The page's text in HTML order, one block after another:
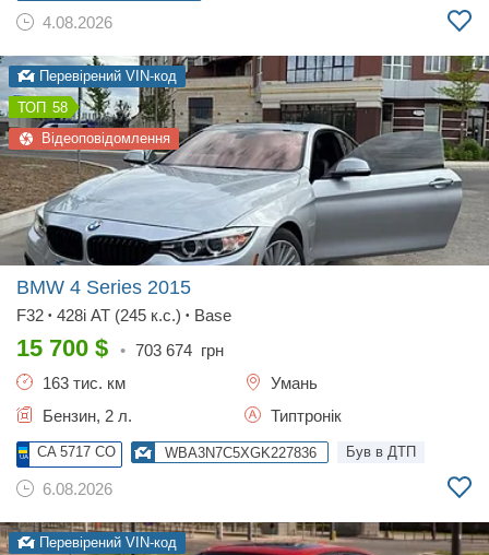
4.08.2026
Перевірений VIN-код
58
Відеоповідомлення
BMW 4 Series 2015
F32 • 428i AT (245 к.с.) • Base
15 700 $ • 703 674 грн
163 тис. км
Умань
Бензин, 2 л.
Типтронік
CA 5717 CO WBA3N7C5XGK227836 Був в ДТП
6.08.2026
Перевірений VIN-код